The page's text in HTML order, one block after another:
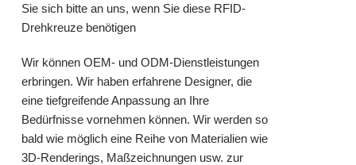
Sie sich bitte an uns, wenn Sie diese RFID-
Drehkreuze benötigen
Wir können OEM- und ODM-Dienstleistungen
erbringen. Wir haben erfahrene Designer, die
eine tiefgreifende Anpassung an Ihre
Bedürfnisse vornehmen können. Wir werden so
bald wie möglich eine Reihe von Materialien wie
3D-Renderings, Maßzeichnungen usw. zur